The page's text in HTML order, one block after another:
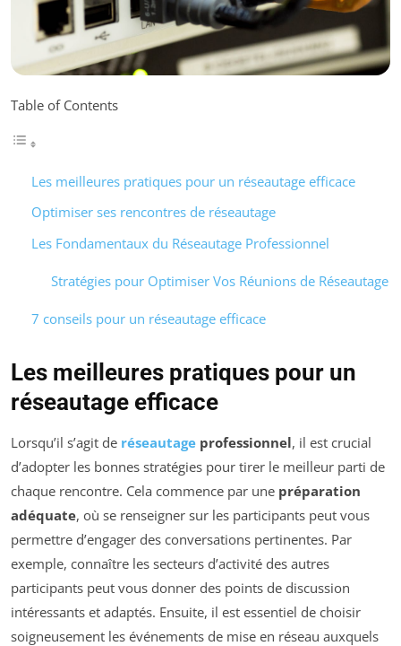
Table of Contents
Les meilleures pratiques pour un réseautage efficace
Optimiser ses rencontres de réseautage
Les Fondamentaux du Réseautage Professionnel
Stratégies pour Optimiser Vos Réunions de Réseautage
7 conseils pour un réseautage efficace
Les meilleures pratiques pour un
réseautage efficace
Lorsqu’il s’agit de réseautage professionnel, il est crucial
d’adopter les bonnes stratégies pour tirer le meilleur parti de
chaque rencontre. Cela commence par une préparation
adéquate, où se renseigner sur les participants peut vous
permettre d’engager des conversations pertinentes. Par
exemple, connaître les secteurs d’activité des autres
participants peut vous donner des points de discussion
intéressants et adaptés. Ensuite, il est essentiel de choisir
soigneusement les événements de mise en réseau auxquels